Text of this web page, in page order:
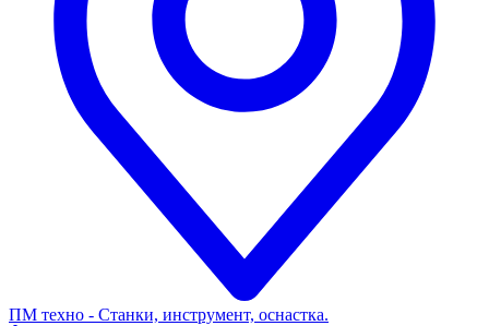
ПМ техно - Станки, инструмент, оснастка.